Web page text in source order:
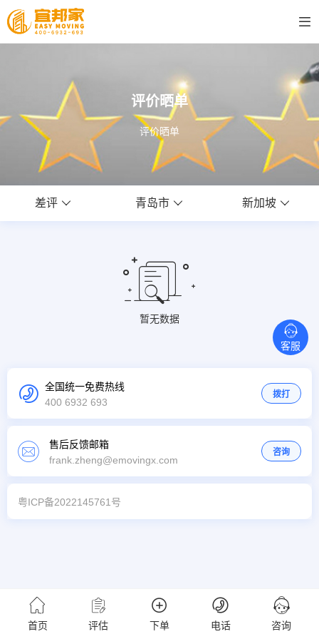
评价晒单
评价晒单
差评 青岛市 新加坡
暂无数据
全国统一免费热线
400 6932 693
拨打
售后反馈邮箱
frank.zheng@emovingx.com
咨询
粤ICP备2022145761号
首页 评估 下单 电话 咨询
客服